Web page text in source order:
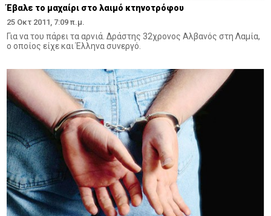
Έβαλε το μαχαίρι στο λαιμό κτηνοτρόφου
25 Οκτ 2011, 7:09 π.μ.
Για να του πάρει τα αρνιά. Δράστης 32χρονος Αλβανός στη Λαμία,
ο οποίος είχε και Έλληνα συνεργό.